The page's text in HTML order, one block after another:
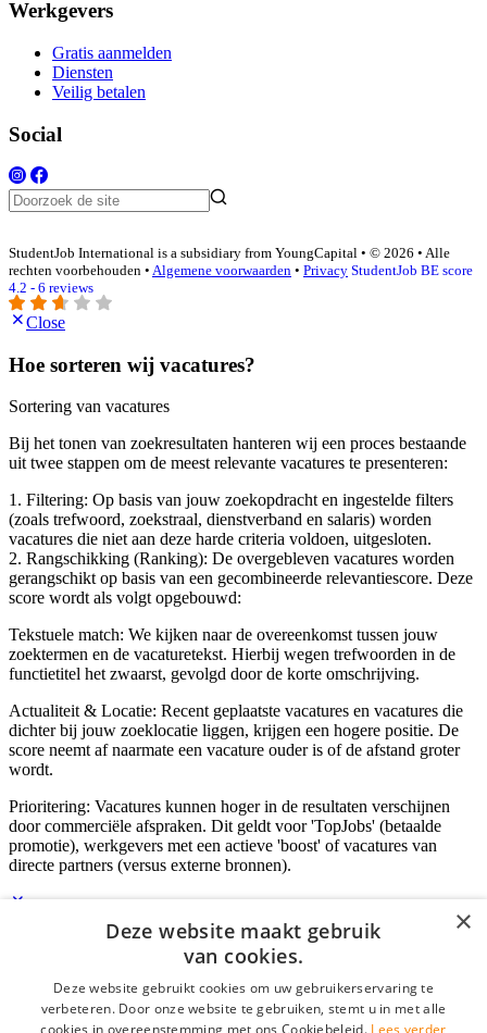
Werkgevers
Gratis aanmelden
Diensten
Veilig betalen
Social
StudentJob International is a subsidiary from YoungCapital • © 2026 • Alle
rechten voorbehouden • Algemene voorwaarden • Privacy StudentJob BE score
4.2 - 6 reviews
Close
Hoe sorteren wij vacatures?
Sortering van vacatures
Bij het tonen van zoekresultaten hanteren wij een proces bestaande
uit twee stappen om de meest relevante vacatures te presenteren:
1. Filtering: Op basis van jouw zoekopdracht en ingestelde filters
(zoals trefwoord, zoekstraal, dienstverband en salaris) worden
vacatures die niet aan deze harde criteria voldoen, uitgesloten.
2. Rangschikking (Ranking): De overgebleven vacatures worden
gerangschikt op basis van een gecombineerde relevantiescore. Deze
score wordt als volgt opgebouwd:
Tekstuele match: We kijken naar de overeenkomst tussen jouw
zoektermen en de vacaturetekst. Hierbij wegen trefwoorden in de
functietitel het zwaarst, gevolgd door de korte omschrijving.
Actualiteit & Locatie: Recent geplaatste vacatures en vacatures die
dichter bij jouw zoeklocatie liggen, krijgen een hogere positie. De
score neemt af naarmate een vacature ouder is of de afstand groter
wordt.
Prioritering: Vacatures kunnen hoger in de resultaten verschijnen
door commerciële afspraken. Dit geldt voor 'TopJobs' (betaalde
promotie), werkgevers met een actieve 'boost' of vacatures van
directe partners (versus externe bronnen).
E-mail*
×
Deze website maakt gebruik
van cookies.
Deze website gebruikt cookies om uw gebruikerservaring te
verbeteren. Door onze website te gebruiken, stemt u in met alle
cookies in overeenstemming met ons Cookiebeleid. Lees verder